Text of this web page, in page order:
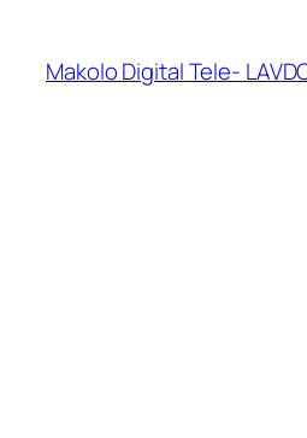
Makolo Digital Tele-